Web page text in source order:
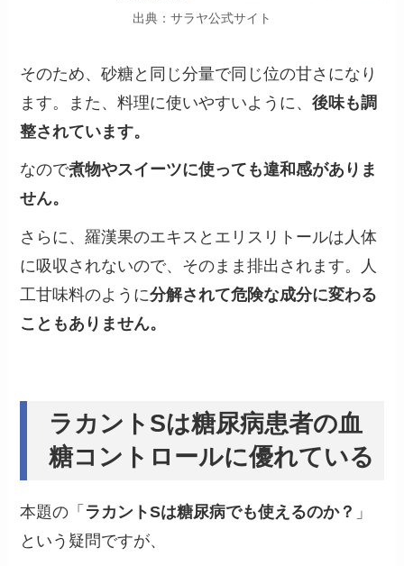
出典：サラヤ公式サイト
そのため、砂糖と同じ分量で同じ位の甘さになり
ます。また、料理に使いやすいように、後味も調
整されています。
なので煮物やスイーツに使っても違和感がありま
せん。
さらに、羅漢果のエキスとエリスリトールは人体
に吸収されないので、そのまま排出されます。人
工甘味料のように分解されて危険な成分に変わる
こともありません。
ラカントSは糖尿病患者の血
糖コントロールに優れている
本題の「 ラカントSは糖尿病でも使えるのか？ 」
という疑問ですが、